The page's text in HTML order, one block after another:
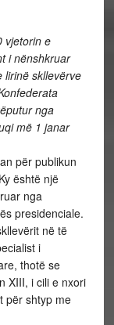
vjetorin e
i nënshkruar
lirinë skllevërve
nga
më 1 janar
për publikun
është një
nga
presidenciale.
në të
i
thotë se
XIII, i cili e nxori
për shtyp me